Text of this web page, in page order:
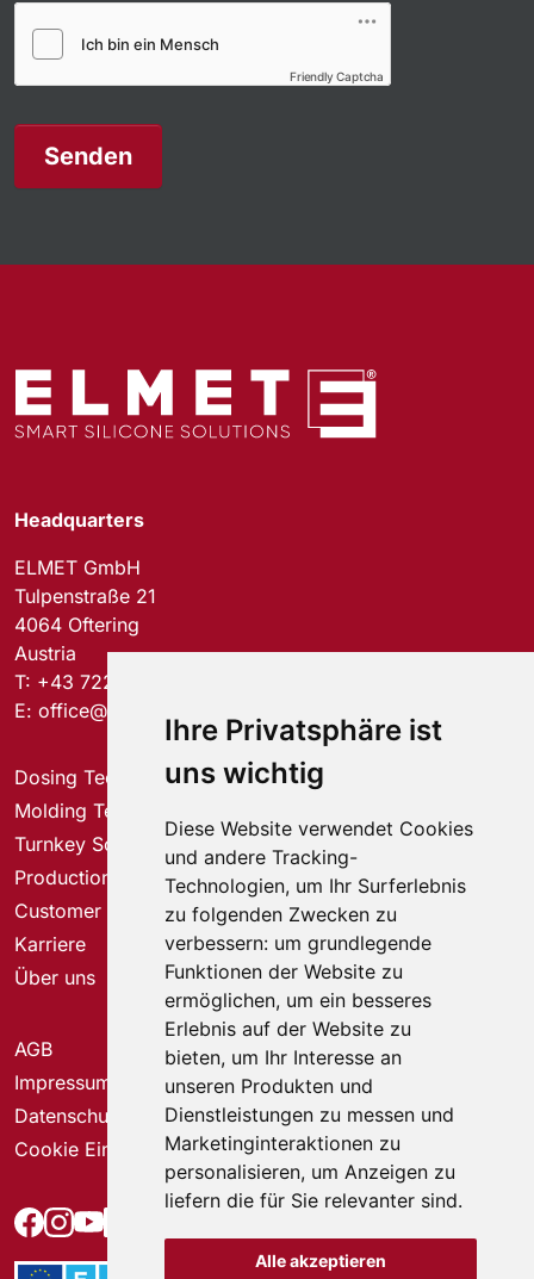
Ihre Privatsphäre ist
uns wichtig
Diese Website verwendet Cookies
und andere Tracking-
Technologien, um Ihr Surferlebnis
zu folgenden Zwecken zu
verbessern: um grundlegende
Funktionen der Website zu
ermöglichen, um ein besseres
Erlebnis auf der Website zu
bieten, um Ihr Interesse an
unseren Produkten und
Dienstleistungen zu messen und
Marketinginteraktionen zu
personalisieren, um Anzeigen zu
liefern die für Sie relevanter sind.
Alle akzeptieren
Friendly Captcha
Senden
Headquarters
ELMET GmbH
Tulpenstraße 21
4064 Oftering
Austria
T: +43 7221 74577-0
E: office@elmet.com
Dosing Technology
Molding Technology
Turnkey Solutions
Production Solutions
Customer Service Center
Karriere
Über uns
AGB
Impressum
Datenschutz
Cookie Einstellungen